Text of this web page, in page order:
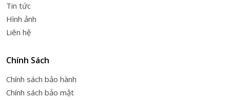
Tin tức
Hình ảnh
Liên hệ
Chính Sách
Chính sách bảo hành
Chính sách bảo mật